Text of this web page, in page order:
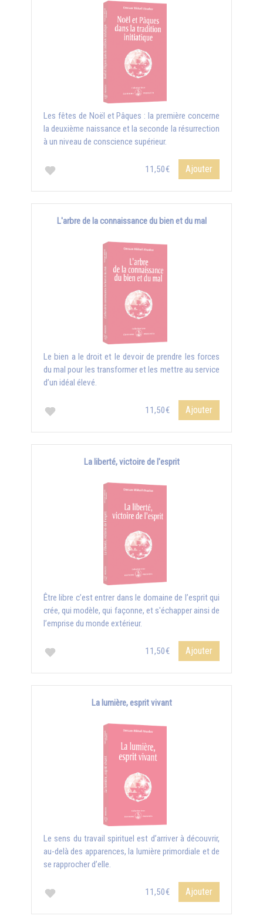
Les fêtes de Noël et Pâques : la première concerne
la deuxième naissance et la seconde la résurrection
à un niveau de conscience supérieur.
11,50€ Ajouter
L'arbre de la connaissance du bien et du mal
Le bien a le droit et le devoir de prendre les forces
du mal pour les transformer et les mettre au service
d’un idéal élevé.
11,50€ Ajouter
La liberté, victoire de l'esprit
Être libre c’est entrer dans le domaine de l’esprit qui
crée, qui modèle, qui façonne, et s'échapper ainsi de
l’emprise du monde extérieur.
11,50€ Ajouter
La lumière, esprit vivant
Le sens du travail spirituel est d’arriver à découvrir,
au-delà des apparences, la lumière primordiale et de
se rapprocher d’elle.
11,50€ Ajouter